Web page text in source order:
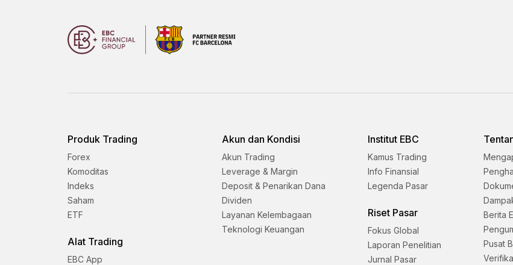
Produk Trading
Forex
Komoditas
Indeks
Saham
ETF
Alat Trading
EBC App
Akun dan Kondisi
Akun Trading
Leverage & Margin
Deposit & Penarikan Dana
Dividen
Layanan Kelembagaan
Teknologi Keuangan
Institut EBC
Kamus Trading
Info Finansial
Legenda Pasar
Riset Pasar
Fokus Global
Laporan Penelitian
Jurnal Pasar
Berita
Pusat